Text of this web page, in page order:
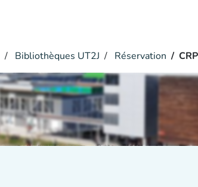
Bibliothèques UT2J Réservation